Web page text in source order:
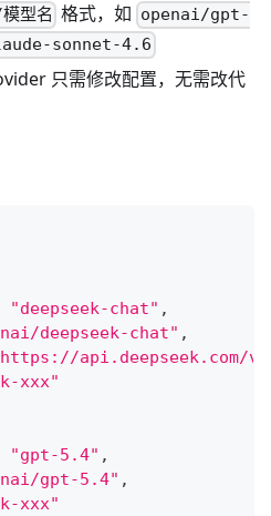
型名 格式，如 openai/gpt-
sonnet-4.6
只需修改配置，无需改代
"deepseek-chat" ,
deepseek-chat" ,
api.deepseek.com/
xxx"
"gpt-5.4" ,
gpt-5.4" ,
xxx"